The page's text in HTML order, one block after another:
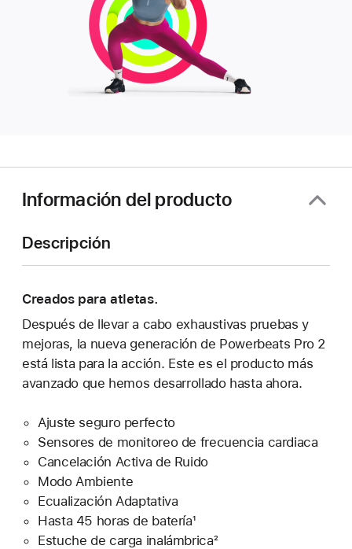
Información del producto
Descripción
Creados para atletas.
Después de llevar a cabo exhaustivas pruebas y
mejoras, la nueva generación de Powerbeats Pro 2
está lista para la acción. Este es el producto más
avanzado que hemos desarrollado hasta ahora.
Ajuste seguro perfecto
Sensores de monitoreo de frecuencia cardiaca
Cancelación Activa de Ruido
Modo Ambiente
Ecualización Adaptativa
Hasta 45 horas de batería¹
Estuche de carga inalámbrica²